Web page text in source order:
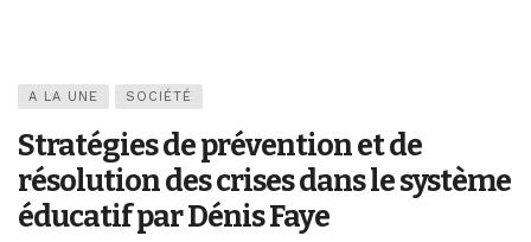
A LA UNE SOCIÉTÉ
Stratégies de prévention et de
résolution des crises dans le système
éducatif par Dénis Faye